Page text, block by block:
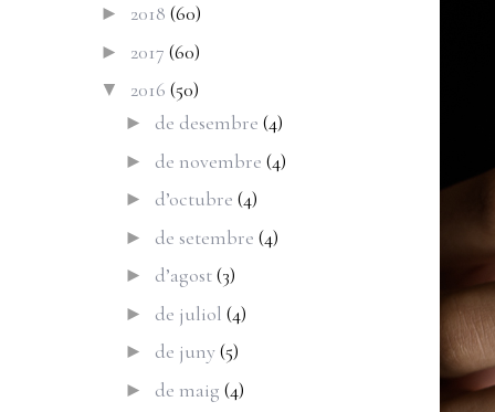
► 2018 (60)
► 2017 (60)
▼ 2016 (50)
► de desembre (4)
► de novembre (4)
► d’octubre (4)
► de setembre (4)
► d’agost(3)
► de juliol (4)
► de juny(5)
► de maig (4)